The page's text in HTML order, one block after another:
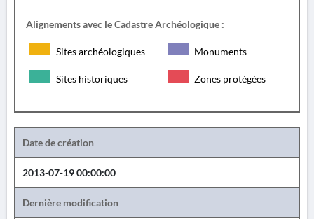
Alignements avec le Cadastre Archéologique :
Sites archéologiques Monuments
Sites historiques Zones protégées
Date de création
2013-07-19 00:00:00
Dernière modification